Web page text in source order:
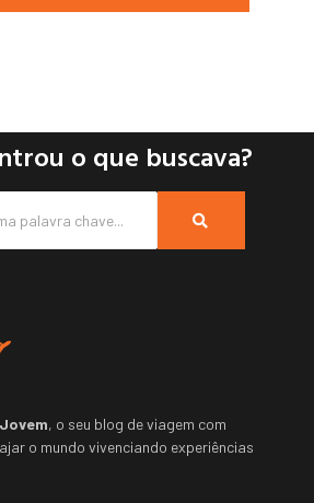
o que buscava?
, o seu blog de viagem com
o mundo vivenciando experiências